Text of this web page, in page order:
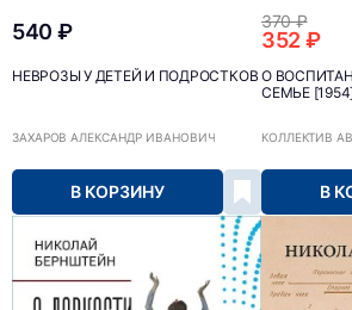
540 ₽
НЕВРОЗЫ У ДЕТЕЙ И ПОДРОСТКОВ
ЗАХАРОВ АЛЕКСАНДР ИВАНОВИЧ
В КОРЗИНУ
370 ₽
352 ₽
О
СЕМЬЕ [1954]
КОЛЛЕКТИВ
В